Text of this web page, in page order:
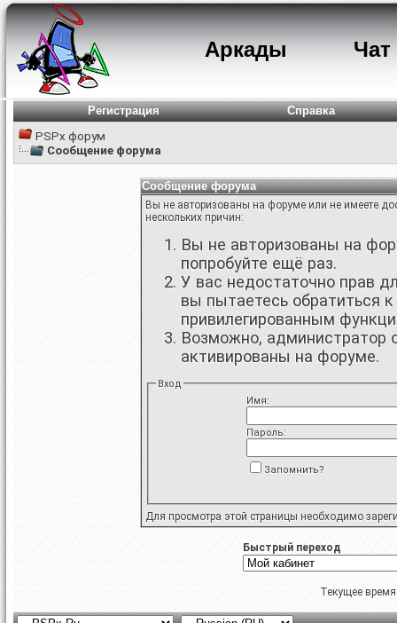
Аркады Чат
Регистрация
Справка
PSPx форум
Сообщение форума
Сообщение форума
Вы не авторизованы на форуме или не имеете
нескольких причин:
Вы не авторизованы на
попробуйте ещё раз.
У вас недостаточно прав
вы пытаетесь обратиться
привилегированным
Возможно, администратор
активированы на форуме.
Вход
Имя:
Пароль:
Запомнить?
Для просмотра этой страницы необходимо
Быстрый переход
Текущее